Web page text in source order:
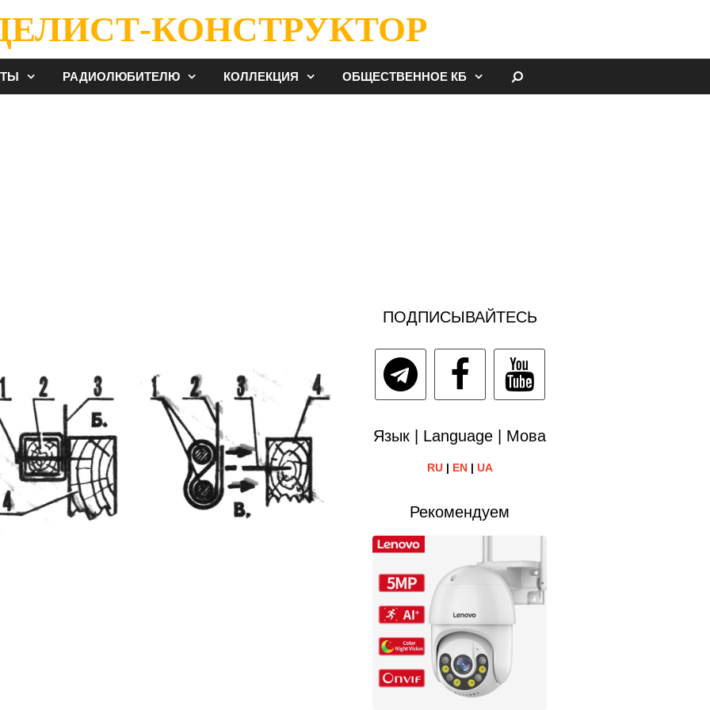
КОНСТРУКТОР
РАДИОЛЮБИТЕЛЮ КОЛЛЕКЦИЯ ОБЩЕСТВЕННОЕ КБ
ПОДПИСЫВАЙТЕСЬ
Язык | Language | Мова
RU| EN| UA
Рекомендуем